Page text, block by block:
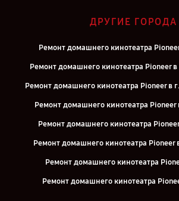
ДРУГИЕ ГОРОДА
Ремонт домашнего кинотеатра
Ремонт домашнего кинотеатра Pioneer
Ремонт домашнего кинотеатра Pioneer в
Ремонт домашнего кинотеатра Pioneer
Ремонт домашнего кинотеатра
Ремонт домашнего кинотеатра Pioneer
Ремонт домашнего кинотеатра
Ремонт домашнего кинотеатра